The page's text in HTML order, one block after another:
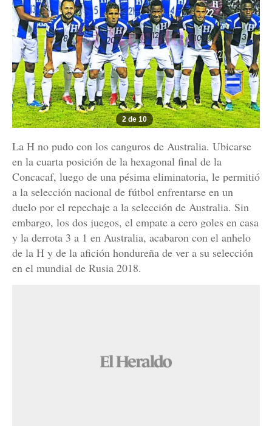
2 de 10
La H no pudo con los canguros de Australia. Ubicarse
en la cuarta posición de la hexagonal final de la
Concacaf, luego de una pésima eliminatoria, le permitió
a la selección nacional de fútbol enfrentarse en un
duelo por el repechaje a la selección de Australia. Sin
embargo, los dos juegos, el empate a cero goles en casa
y la derrota 3 a 1 en Australia, acabaron con el anhelo
de la H y de la afición hondureña de ver a su selección
en el mundial de Rusia 2018.